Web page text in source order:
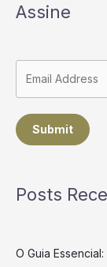
Assine
Submit
Posts
O Guia